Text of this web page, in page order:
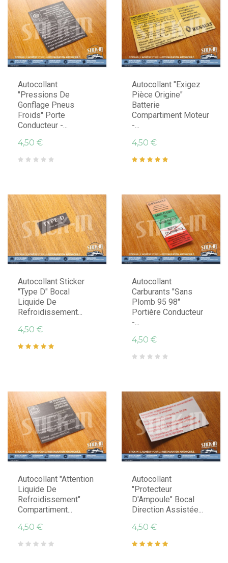
Autocollant
"Pressions De
Gonflage Pneus
Froids" Porte
Conducteur -...
4,50 €
Autocollant "Exigez
Pièce Origine"
Batterie
Compartiment Moteur
-...
4,50 €
Autocollant Sticker
"Type D" Bocal
Liquide De
Refroidissement...
4,50 €
Autocollant
Carburants "Sans
Plomb 95 98"
Portière Conducteur
-...
4,50 €
Autocollant "Attention
Liquide De
Refroidissement"
Compartiment...
4,50 €
Autocollant
"Protecteur
D'Ampoule" Bocal
Direction Assistée...
4,50 €